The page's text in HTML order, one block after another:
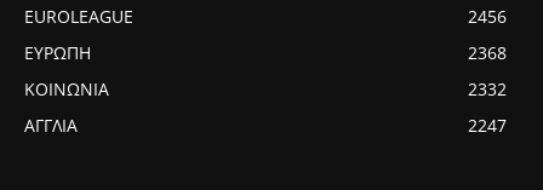
EUROLEAGUE
2456
ΕΥΡΩΠΗ
2368
ΚΟΙΝΩΝΙΑ
2332
ΑΓΓΛΙΑ
2247